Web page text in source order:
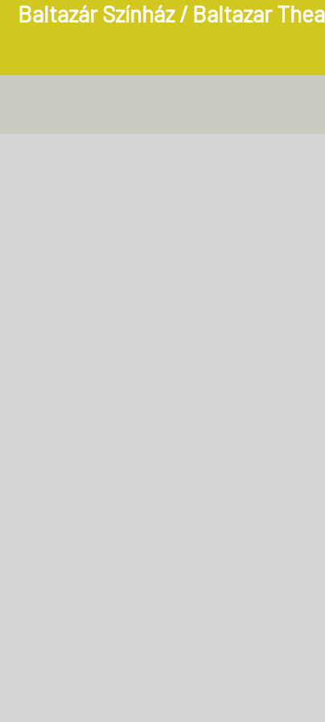
Baltazár Színház / Baltazar